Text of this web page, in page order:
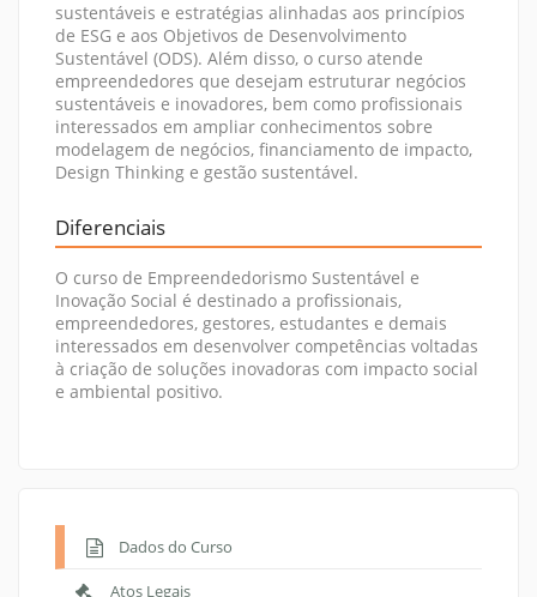
sustentáveis e estratégias alinhadas aos princípios
de ESG e aos Objetivos de Desenvolvimento
Sustentável (ODS). Além disso, o curso atende
empreendedores que desejam estruturar negócios
sustentáveis e inovadores, bem como profissionais
interessados em ampliar conhecimentos sobre
modelagem de negócios, financiamento de impacto,
Design Thinking e gestão sustentável.
Diferenciais
O curso de Empreendedorismo Sustentável e
Inovação Social é destinado a profissionais,
empreendedores, gestores, estudantes e demais
interessados em desenvolver competências voltadas
à criação de soluções inovadoras com impacto social
e ambiental positivo.
Dados do Curso
Atos Legais